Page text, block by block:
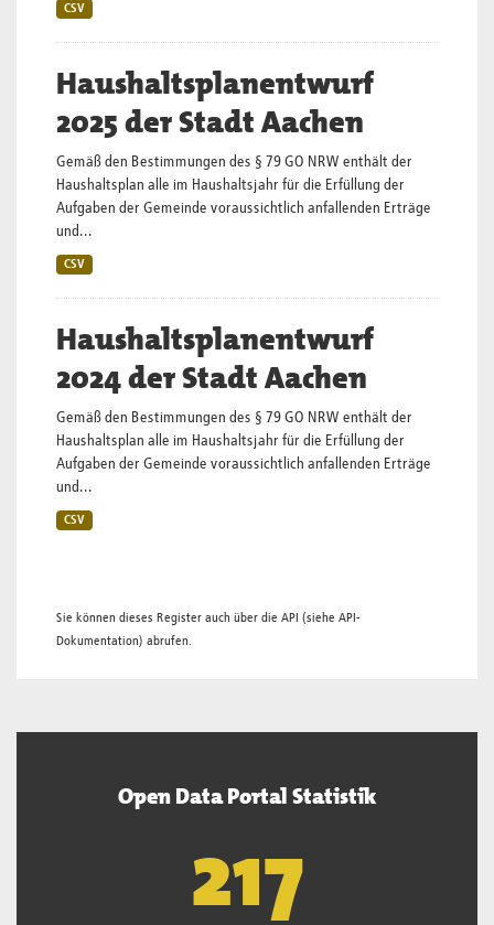
CSV
Haushaltsplanentwurf
2025 der Stadt Aachen
Gemäß den Bestimmungen des § 79 GO NRW enthält der
Haushaltsplan alle im Haushaltsjahr für die Erfüllung der
Aufgaben der Gemeinde voraussichtlich anfallenden Erträge
und...
CSV
Haushaltsplanentwurf
2024 der Stadt Aachen
Gemäß den Bestimmungen des § 79 GO NRW enthält der
Haushaltsplan alle im Haushaltsjahr für die Erfüllung der
Aufgaben der Gemeinde voraussichtlich anfallenden Erträge
und...
CSV
Sie können dieses Register auch über die API (siehe API-
Dokumentation) abrufen.
Open Data Portal Statistik
219